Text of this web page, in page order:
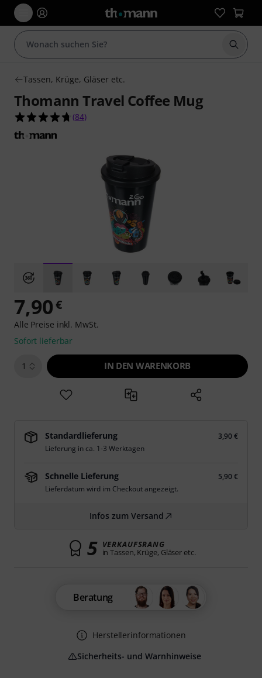
Suche
Tassen, Krüge, Gläser etc.
Thomann Travel Coffee Mug
4.7 von 5 Sternen aus 84 Kundenbewertungen
(84)
7,90€
Alle Preise inkl. MwSt.
Sofort lieferbar
1 IN DEN WARENKORB
Standardlieferung
3,90 €
Lieferung in ca. 1-3 Werktagen
Schnelle Lieferung
5,90 €
Lieferdatum wird im Checkout angezeigt.
Infos zum Versand
5 VERKAUFSRANG
in Tassen, Krüge, Gläser etc.
Beratung
Herstellerinformationen
Sicherheits- und Warnhinweise